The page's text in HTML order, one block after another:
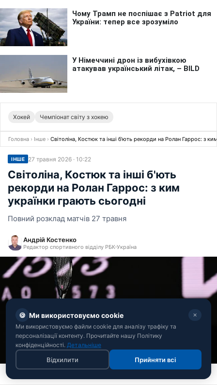
Хокей Чемпіонат світу з хокею
Головна › Інше › Світоліна, Костюк та інші б'ють рекорди на Ролан Гаррос: з
ІНШЕ 27 травня 2026 · 10:22
Світоліна, Костюк та інші б'ють
рекорди на Ролан Гаррос: з ким
українки грають сьогодні
Повний розклад матчів 27 травня
Андрій Костенко
Редактор спортивного відділу РБК-Україна
Еліна Світоліна (фото: Getty Images)
🍪 Ми використовуємо cookie ✕
Ми використовуємо файли cookie для аналізу трафіку та
персоналізації контенту. Прочитайте нашу Політику
конфіденційності. Детальніше
Відхилити Прийняти всі